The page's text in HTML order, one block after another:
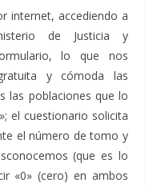
internet, accediendo a
de Justicia y
lo que nos
y cómoda las
las poblaciones que lo
el cuestionario solicita
el número de tomo y
(que es lo
«0» (cero) en ambos